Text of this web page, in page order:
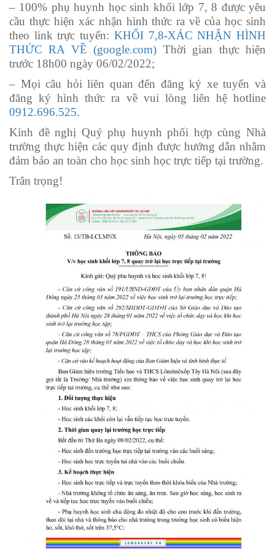
– 100% phụ huynh học sinh khối lớp 7, 8 được yêu
cầu thực hiện xác nhận hình thức ra về của học sinh
theo link trực tuyến: KHỐI 7,8-XÁC NHẬN HÌNH
THỨC RA VỀ (google.com) Thời gian thực hiện
trước 18h00 ngày 06/02/2022;
– Mọi câu hỏi liên quan đến đăng ký xe tuyến và
đăng ký hình thức ra về vui lòng liên hệ hotline
0912.696.525.
Kính đề nghị Quý phụ huynh phối hợp cùng Nhà
trường thực hiện các quy định được hướng dẫn nhằm
đảm bảo an toàn cho học sinh học trực tiếp tại trường.
Trân trọng!